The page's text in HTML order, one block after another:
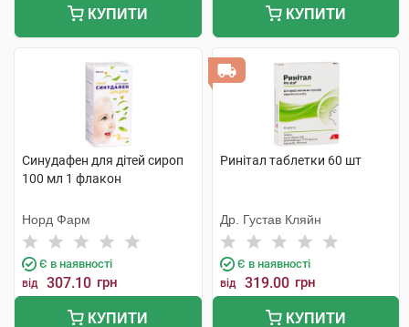
КУПИТИ КУПИТИ
Синудафен для дітей сироп
100 мл 1 флакон
Норд Фарм
Є в наявності
від 307.10 грн
КУПИТИ
Ринітал таблетки 60 шт
Др. Густав Кляйн
Є в наявності
від 319.00 грн
КУПИТИ